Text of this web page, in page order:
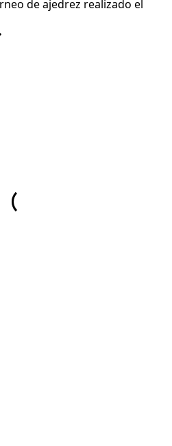
de ajedrez realizado el